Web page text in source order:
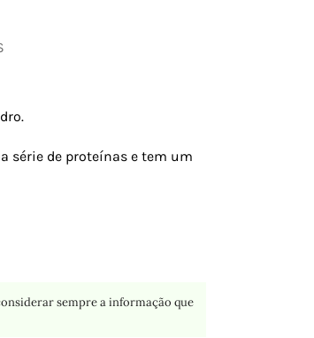
série de proteínas e tem um
sempre a informação que